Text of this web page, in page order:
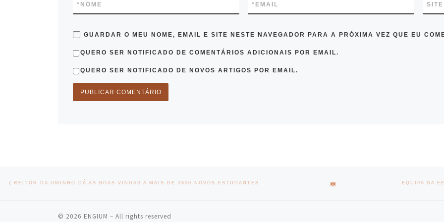
NOME
* EMAIL
* SITE
GUARDAR O MEU NOME, EMAIL E SITE NESTE NAVEGADOR PARA A PRÓXIMA VEZ QUE EU
QUERO SER NOTIFICADO DE COMENTÁRIOS ADICIONAIS POR EMAIL.
QUERO SER NOTIFICADO DE NOVOS ARTIGOS POR EMAIL.
Post navigation
REITOR DA UMINHO DÁ AS BOAS-VINDAS A MAIS DE 2800 NOVOS ESTUDANTES BACK TO POST LISTEQUIPA DA
© 2026 ENGIUM – All rights reserved